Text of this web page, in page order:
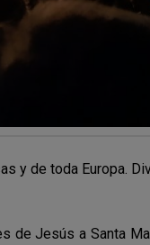
y de toda Europa.
Jesús a Santa